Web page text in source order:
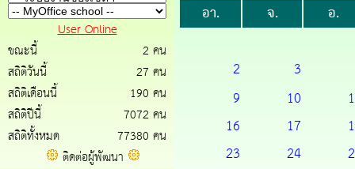
User Online
ขณะนี้
2 คน
สถิติวันนี้
27 คน
สถิติเดือนนี้
190 คน
สถิติปีนี้
7072 คน
สถิติทั้งหมด
77380 คน
ติดต่อผู้พัฒนา
อา. จ. อ.
2
3
9
10
16
17
23
24